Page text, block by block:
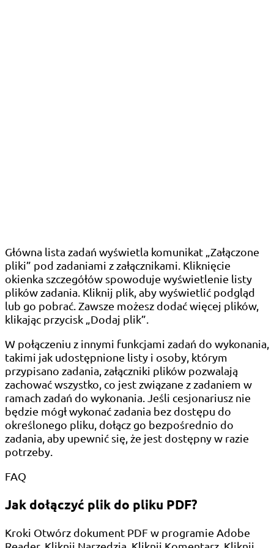
Główna lista zadań wyświetla komunikat „Załączone
pliki” pod zadaniami z załącznikami. Kliknięcie
okienka szczegółów spowoduje wyświetlenie listy
plików zadania. Kliknij plik, aby wyświetlić podgląd
lub go pobrać. Zawsze możesz dodać więcej plików,
klikając przycisk „Dodaj plik”.
W połączeniu z innymi funkcjami zadań do wykonania,
takimi jak udostępnione listy i osoby, którym
przypisano zadania, załączniki plików pozwalają
zachować wszystko, co jest związane z zadaniem w
ramach zadań do wykonania. Jeśli cesjonariusz nie
będzie mógł wykonać zadania bez dostępu do
określonego pliku, dołącz go bezpośrednio do
zadania, aby upewnić się, że jest dostępny w razie
potrzeby.
FAQ
Jak dołączyć plik do pliku PDF?
Kroki Otwórz dokument PDF w programie Adobe